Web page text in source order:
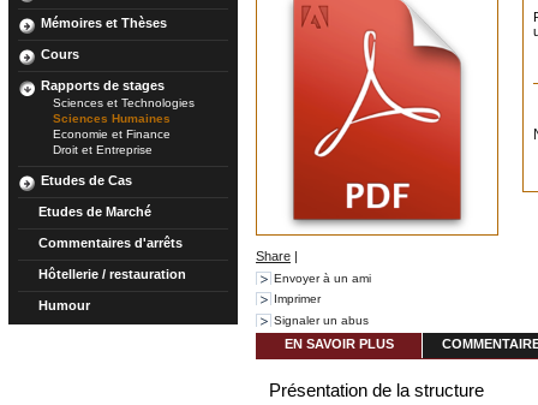
Mémoires et Thèses
Cours
Rapports de stages
Sciences et Technologies
Sciences Humaines
Economie et Finance
Droit et Entreprise
Etudes de Cas
Etudes de Marché
Commentaires d'arrêts
Hôtellerie / restauration
Humour
Share |
Envoyer à un ami
Imprimer
Signaler un abus
EN SAVOIR PLUS
Présentation de la structure